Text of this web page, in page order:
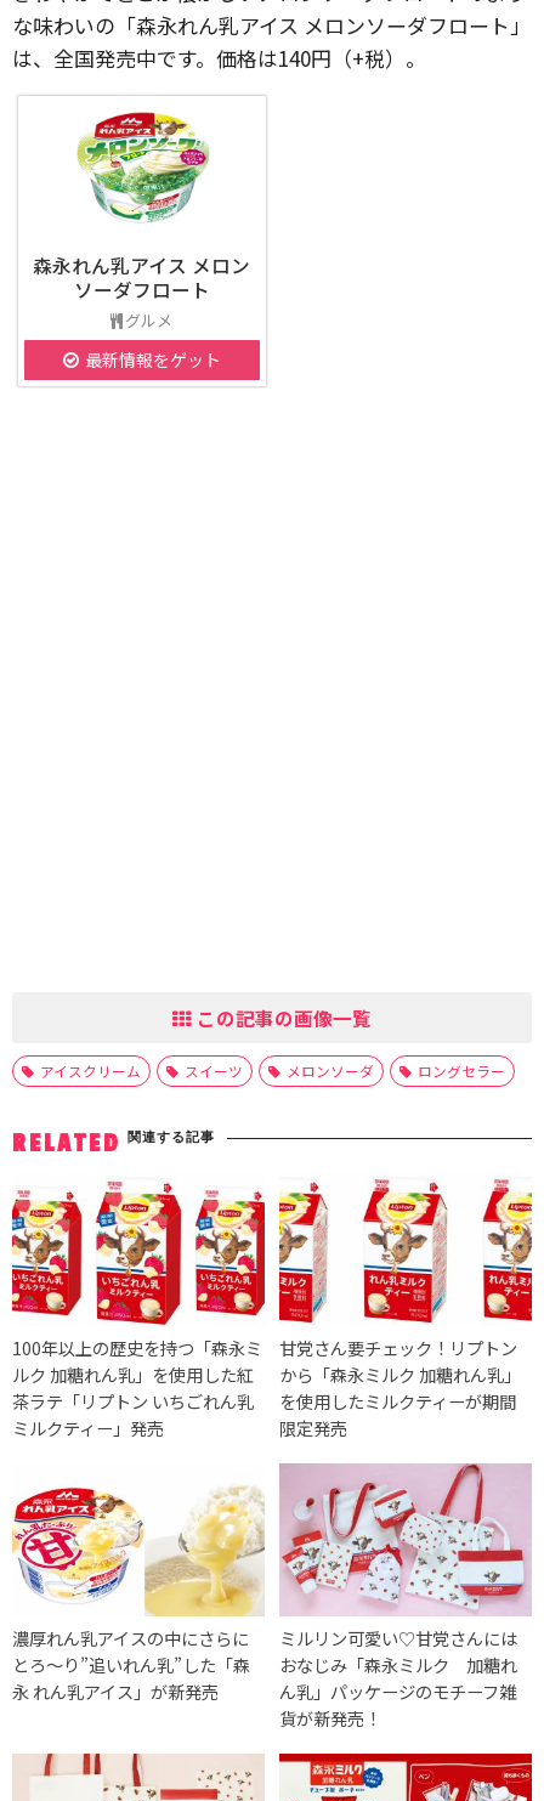
な味わいの「森永れん乳アイス メロンソーダフロート」
は、全国発売中です。価格は140円（+税）。
森永れん乳アイス メロン
ソーダフロート
グルメ
最新情報をゲット
この記事の画像一覧
アイスクリーム スイーツ メロンソーダ ロングセラー
RELATED 関連する記事
100年以上の歴史を持つ「森永ミ
ルク 加糖れん乳」を使用した紅
茶ラテ「リプトン いちごれん乳
ミルクティー」発売
甘党さん要チェック！リプトン
から「森永ミルク 加糖れん乳」
を使用したミルクティーが期間
限定発売
濃厚れん乳アイスの中にさらに
とろ〜り”追いれん乳”した「森
永 れん乳アイス」が新発売
ミルリン可愛い♡甘党さんには
おなじみ「森永ミルク 加糖れ
ん乳」パッケージのモチーフ雑
貨が新発売！